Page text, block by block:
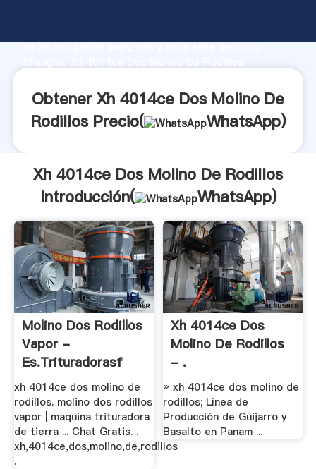
de investigación avanzada y excelente servicio,
clientes.
Obtener Xh 4014ce Dos Molino De
Rodillos Precio(
WhatsApp)
Xh 4014ce Dos Molino De Rodillos
Introducción(
WhatsApp)
Molino Dos Rodillos
Vapor -
Es.trituradorasf
xh 4014ce dos molino de
rodillos. molino dos rodillos
vapor | maquina trituradora
de tierra ... Chat Gratis. .
xh,4014ce,dos,molino,de,rodillos
.
Xh 4014ce Dos
Molino De Rodillos
- .
» xh 4014ce dos molino de
rodillos; Línea de
Producción de Guijarro y
Basalto en Panam ...